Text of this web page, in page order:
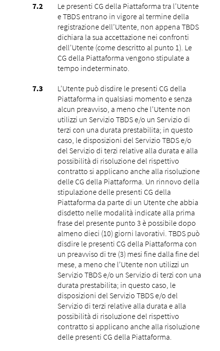
Le presenti CG della Piattaforma tra l’Utente
e TBDS entrano in vigore al termine della
registrazione dell’Utente, non appena TBDS
dichiara la sua accettazione nei confronti
dell’Utente (come descritto al punto ‎1). Le
CG della Piattaforma vengono stipulate a
tempo indeterminato.
L’Utente può disdire le presenti CG della
Piattaforma in qualsiasi momento e senza
alcun preavviso, a meno che l’Utente non
utilizzi un Servizio TBDS e/o un Servizio di
terzi con una durata prestabilita; in questo
caso, le disposizioni del Servizio TBDS e/o
del Servizio di terzi relative alla durata e alla
possibilità di risoluzione del rispettivo
contratto si applicano anche alla risoluzione
delle CG della Piattaforma. Un rinnovo della
stipulazione delle presenti CG della
Piattaforma da parte di un Utente che abbia
disdetto nelle modalità indicate alla prima
frase del presente punto ‎3 è possibile dopo
almeno dieci (10) giorni lavorativi. TBDS può
disdire le presenti CG della Piattaforma con
un preavviso di tre (3) mesi fine dalla fine del
mese, a meno che l’Utente non utilizzi un
Servizio TBDS e/o un Servizio di terzi con una
durata prestabilita; in questo caso, le
disposizioni del Servizio TBDS e/o del
Servizio di terzi relative alla durata e alla
possibilità di risoluzione del rispettivo
contratto si applicano anche alla risoluzione
delle presenti CG della Piattaforma.